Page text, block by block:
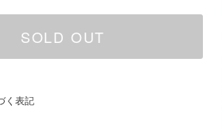
SOLD OUT
く表記